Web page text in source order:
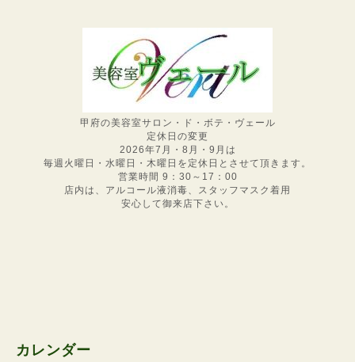
甲府の美容室サロン・ド・ボテ・ヴェール
定休日の変更
2026年7月・8月・9月は
毎週火曜日・水曜日・木曜日を定休日とさせて頂きます。
営業時間 9：30～17：00
店内は、アルコール液消毒、スタッフマスク着用
安心して御来店下さい。
カレンダー